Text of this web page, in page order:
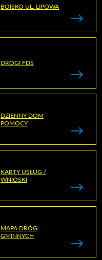
BOISKO UL. LIPOWA
DROGI FDS
DZIENNY DOM
POMOCY
KARTY USŁUG /
WNIOSKI
MAPA DRÓG
GMINNYCH